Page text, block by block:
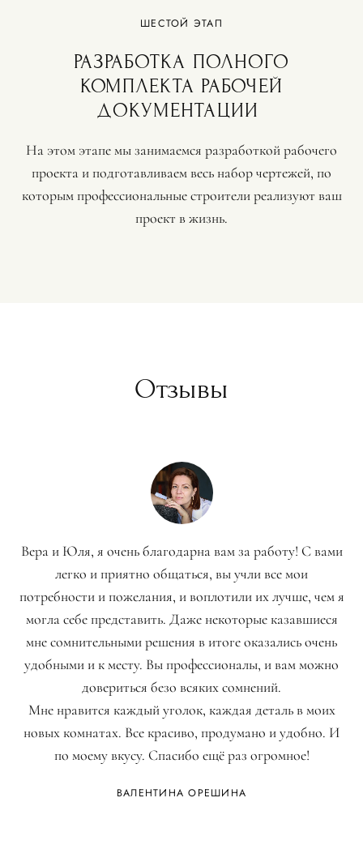
ШЕСТОЙ ЭТАП
РАЗРАБОТКА ПОЛНОГО
КОМПЛЕКТА РАБОЧЕЙ
ДОКУМЕНТАЦИИ
На этом этапе мы занимаемся разработкой рабочего
проекта и подготавливаем весь набор чертежей, по
которым профессиональные строители реализуют ваш
проект в жизнь.
Отзывы
Вера и Юля, я очень благодарна вам за работу! С вами
легко и приятно общаться, вы учли все мои
потребности и пожелания, и воплотили их лучше, чем я
могла себе представить. Даже некоторые казавшиеся
мне сомнительными решения в итоге оказались очень
удобными и к месту. Вы профессионалы, и вам можно
довериться безо всяких сомнений.
Мне нравится каждый уголок, каждая деталь в моих
новых комнатах. Все красиво, продумано и удобно. И
по моему вкусу. Спасибо ещё раз огромное!
ВАЛЕНТИНА ОРЕШИНА